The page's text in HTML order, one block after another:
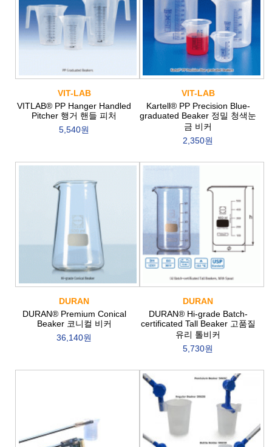
VIT-LAB
VITLAB® PP Hanger Handled
Pitcher 행거 핸들 피처
5,540원
VIT-LAB
Kartell® PP Precision Blue-
graduated Beaker 정밀 청색눈
금 비커
2,350원
DURAN
DURAN® Premium Conical
Beaker 코니컬 비커
36,140원
DURAN
DURAN® Hi-grade Batch-
certificated Tall Beaker 고품질
유리 톨비커
5,730원